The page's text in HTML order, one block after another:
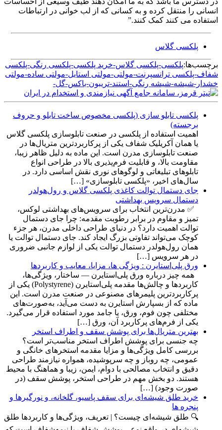
انسانی را منتقل کرده و به کسانی که از لب خوانی در ارتباطات
استفاده می کنند کمک کنند.”
پلکسی گلاس
برچسب‌ها:پلکسی-پلکسی گلاس-خرید پلکسی-پلکسی رنگی-پلکسی
شفاف-پلکسی ترانسپرنت-مولتی-مولتی استایل-مولتی ساده-مولتی
خشدار-شیشه-شیشه رنگی-استند-تریبون-باکس-گل-
پلکسی تابلو سازی (پلکسی مخصوص ساخت تابلو و حروف
برجسته)
اهمیت استفاده از پلکسی در صنعت تابلوسازی پلکسی گلاس
یا همان آکریلیک شفاف یکی از پرکاربردترین متریال‌ها در
صنعت تابلوسازی مدرن است. این ماده به دلیل ظاهر زیبا،
مقاومت بالا، و قابلیت فرم‌پذیری بالا در طراحی انواع
تابلوهای تبلیغاتی و لوگوهای نوری نقش اساسی دارد. در
سال‌های اخیر، «پلکسی تابلوسازی» […]
جای دستمال توالت کاغذی پلکسی گلاس و رول‌هولدر
دستمال سرویس بهداشتی
✅ مدرن‌ترین انتخاب برای سرویس‌های بهداشتی لوکس،
تمیز و مقاوم در برابر رطوبت مقدمه: چرا جای دستمال
توالت اهمیت دارد؟ در دنیای طراحی داخلی مدرن، هر جزء
کوچک می‌تواند تفاوتی بزرگ ایجاد کند. جای دستمال توالت یا
همان رول‌هولدر دستمال توالت یکی از لوازم جانبی ضروری
در هر سرویس […]
ورق‌ پلی‌استایرن : ویژگی ها، مزایا، معایب و کاربردها
همه چیز درباره ورق پلی‌استایرن — ساختار، ویژگی‌ها،
کاربردها و چالش‌ها مقدمه پلی‌استایرن (Polystyrene) یکی از
پرکاربردترین پلیمرهای مصنوعی در صنعت مدرن است. این
ماده که از بسپارش استایرن به دست می‌آید، به‌صورت‌های
مختلفی چون فوم، ورق، یا جامد مورد استفاده قرار می‌گیرد.
یکی از فرم‌های پرکاربرد آن، ورق […]
بهترین متریال‌ها برای پوشش سقف و اطراف استخر
چه جنسی برای پوشش اطراف استخر مناسب‌تر است؟
بررسی کامل ویژگی‌ها و مزایا مقدمه استخرهای خانگی و
عمومی، چه روباز و چه سرپوشیده، همواره نیازمند طراحی
دقیق و انتخاب مصالحی با دوام، ایمن، زیبا و هماهنگ با محیط
هستند. دو بخش مهم در طراحی استخر، پوشش سقف (در
صورت وجود) […]
خرید طلق شیشه‌ای برای سقف پاسیو، گلخانه، و نورگیرها و
پنجره ها
🔍 طلق شیشه‌ای چیست؟ | تعریف، ویژگی‌ها و کاربردها طلق